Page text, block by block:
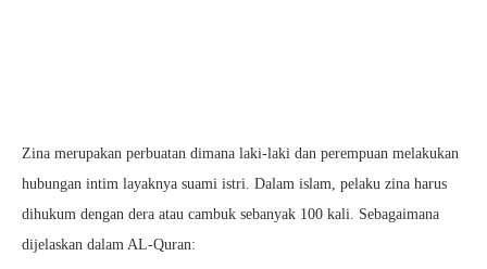
Zina merupakan perbuatan dimana laki-laki dan perempuan melakukan
hubungan intim layaknya suami istri. Dalam islam, pelaku zina harus
dihukum dengan dera atau cambuk sebanyak 100 kali. Sebagaimana
dijelaskan dalam AL-Quran: